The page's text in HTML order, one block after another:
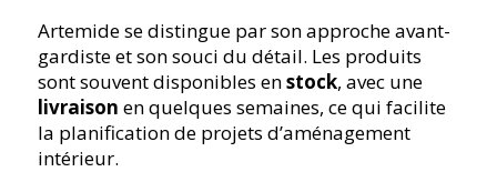
Artemide se distingue par son approche avant-
gardiste et son souci du détail. Les produits
sont souvent disponibles enstock, avec une
livraison en quelques semaines, ce qui facilite
la planification de projets d’aménagement
intérieur.